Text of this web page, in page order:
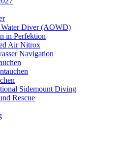
Water Diver (AOWD)
in Perfektion
Air Nitrox
Navigation
Sidemount Diving
Rescue